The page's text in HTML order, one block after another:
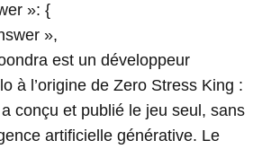
»: {
»,
est un développeur
à l’origine de Zero Stress King :
conçu et publié le jeu seul, sans
artificielle générative. Le